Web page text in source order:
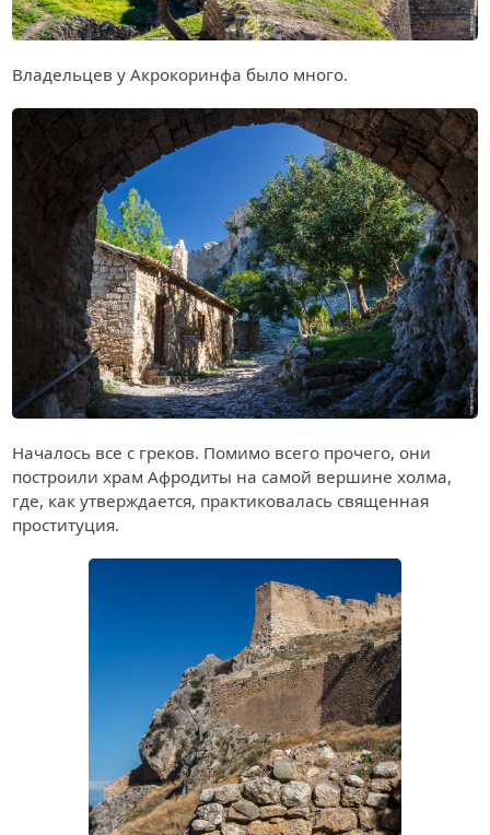
Владельцев у Акрокоринфа было много.
Началось все с греков. Помимо всего прочего, они
построили храм Афродиты на самой вершине холма,
где, как утверждается, практиковалась священная
проституция.